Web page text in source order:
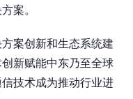
案。
案创新和生态系统建
新赋能中东乃至全球
技术成为推动行业进